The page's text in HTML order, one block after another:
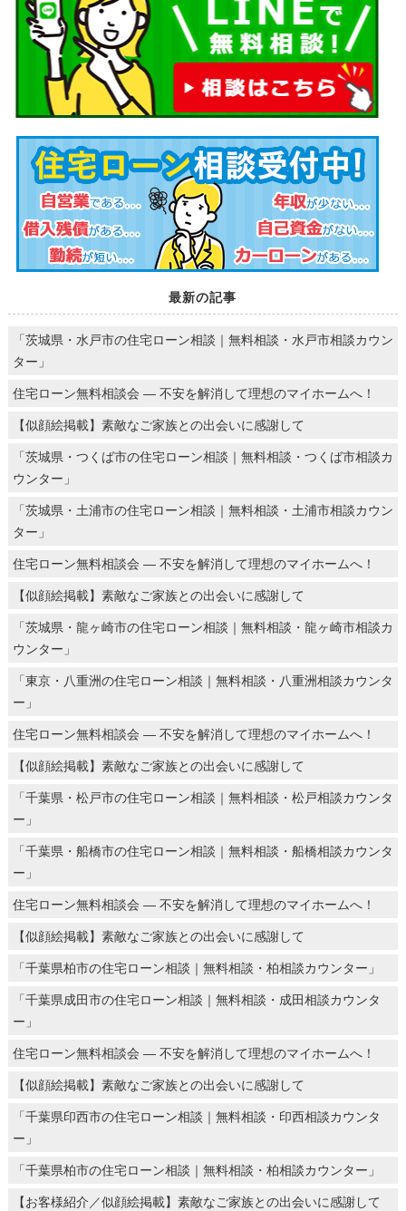
最新の記事
「茨城県・水戸市の住宅ローン相談｜無料相談・水戸市相談カウン
ター」
住宅ローン無料相談会 ― 不安を解消して理想のマイホームへ！
【似顔絵掲載】素敵なご家族との出会いに感謝して
「茨城県・つくば市の住宅ローン相談｜無料相談・つくば市相談カ
ウンター」
「茨城県・土浦市の住宅ローン相談｜無料相談・土浦市相談カウン
ター」
住宅ローン無料相談会 ― 不安を解消して理想のマイホームへ！
【似顔絵掲載】素敵なご家族との出会いに感謝して
「茨城県・龍ヶ崎市の住宅ローン相談｜無料相談・龍ヶ崎市相談カ
ウンター」
「東京・八重洲の住宅ローン相談｜無料相談・八重洲相談カウンタ
ー」
住宅ローン無料相談会 ― 不安を解消して理想のマイホームへ！
【似顔絵掲載】素敵なご家族との出会いに感謝して
「千葉県・松戸市の住宅ローン相談｜無料相談・松戸相談カウンタ
ー」
「千葉県・船橋市の住宅ローン相談｜無料相談・船橋相談カウンタ
ー」
住宅ローン無料相談会 ― 不安を解消して理想のマイホームへ！
【似顔絵掲載】素敵なご家族との出会いに感謝して
「千葉県柏市の住宅ローン相談｜無料相談・柏相談カウンター」
「千葉県成田市の住宅ローン相談｜無料相談・成田相談カウンタ
ー」
住宅ローン無料相談会 ― 不安を解消して理想のマイホームへ！
【似顔絵掲載】素敵なご家族との出会いに感謝して
「千葉県印西市の住宅ローン相談｜無料相談・印西相談カウンタ
ー」
「千葉県柏市の住宅ローン相談｜無料相談・柏相談カウンター」
【お客様紹介／似顔絵掲載】素敵なご家族との出会いに感謝して